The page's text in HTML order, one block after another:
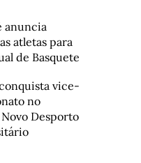
anuncia
atletas para
de Basquete
vice-
no
Desporto